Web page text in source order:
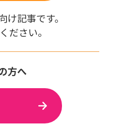
記事です。
ださい。
方へ